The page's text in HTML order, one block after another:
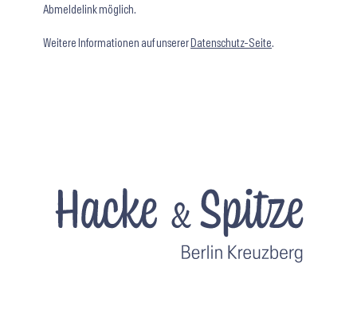
Abmeldelink möglich.
Weitere Informationen auf unserer Datenschutz-Seite.